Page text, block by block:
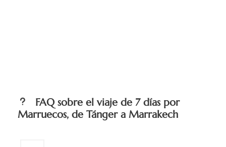
FAQ sobre el viaje de 7 días por
Marruecos, de Tánger a Marrakech